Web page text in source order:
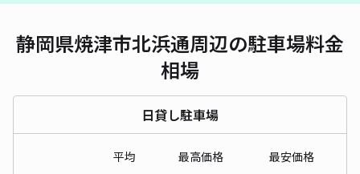
静岡県焼津市北浜通周辺の駐車場料金
相場
日貸し駐車場
平均 最高価格 最安価格